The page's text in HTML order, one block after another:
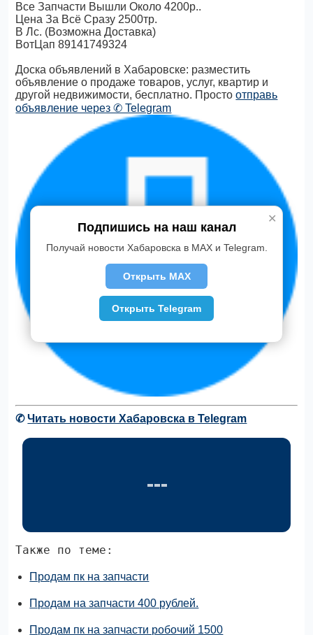
Все Запчасти Вышли Около 4200р..
Цена За Всё Сразу 2500тр.
В Лс. (Возможна Доставка)
ВотЦап 89141749324
Доска объявлений в Хабаровске: разместить
объявление о продаже товаров, услуг, квартир и
другой недвижимости, бесплатно. Простоотправь
объявление через ✆ Telegram
✆Читать новости Хабаровска в Telegram
Также по теме:
Продам пк на запчасти
Продам на запчасти 400 рублей.
Продам пк на запчасти робочий 1500
✕
Подпишись на наш канал
Получай новости Хабаровска в MAX и Telegram.
Открыть MAX
Открыть Telegram